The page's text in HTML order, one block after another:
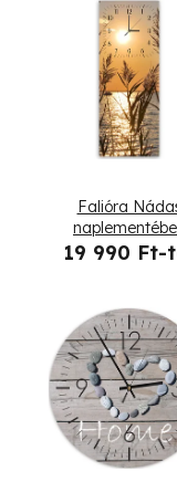
Falióra
19 990 Ft-